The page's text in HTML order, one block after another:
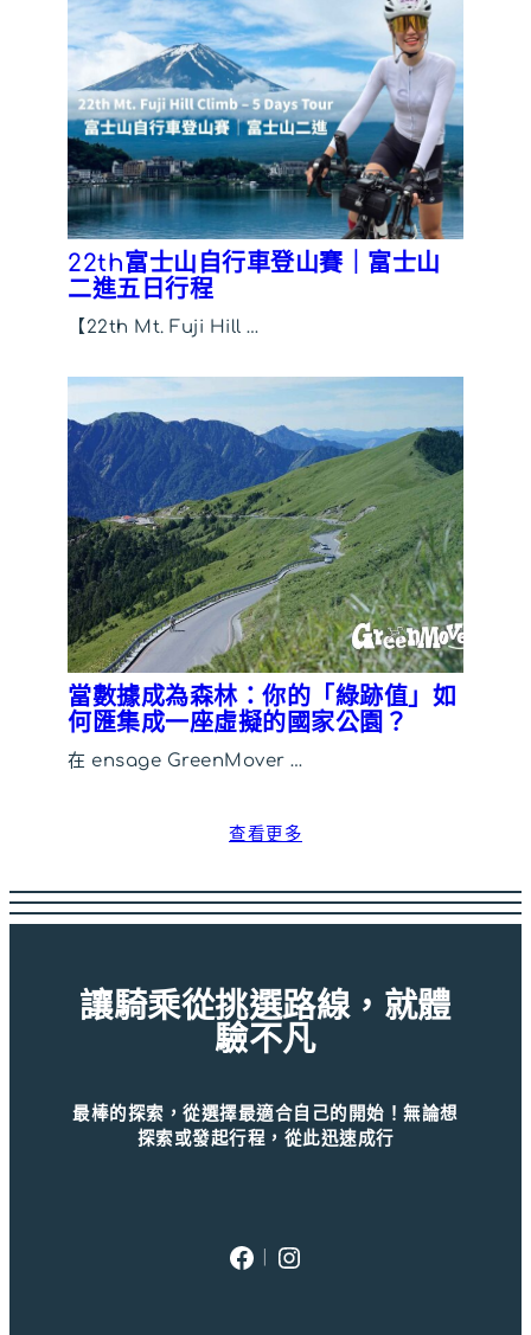
22th富士山自行車登山賽｜富士山
二進五日行程
【22th Mt. Fuji Hill …
當數據成為森林：你的「綠跡值」如
何匯集成一座虛擬的國家公園？
在 ensage GreenMover …
查看更多
讓騎乘從挑選路線，就體
驗不凡
最棒的探索，從選擇最適合自己的開始！無論想
探索或發起行程，從此迅速成行
Facebook
Instagram